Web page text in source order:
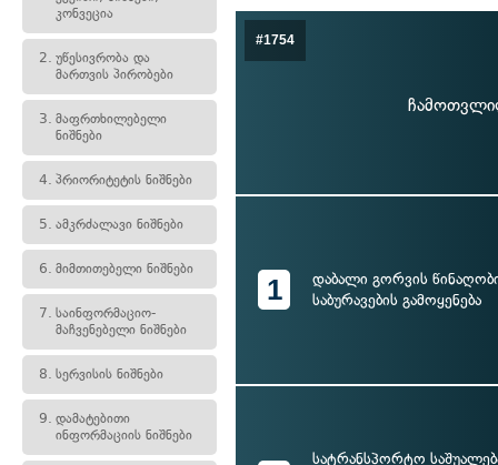
კონვეცია
2. უწესივრობა და
მართვის პირობები
3. მაფრთხილებელი
ნიშნები
4. პრიორიტეტის ნიშნები
5. ამკრძალავი ნიშნები
6. მიმთითებელი ნიშნები
7. საინფორმაციო-
მაჩვენებელი ნიშნები
8. სერვისის ნიშნები
9. დამატებითი
ინფორმაციის ნიშნები
#1754
1
დაბალი გორვის
საბურავების გამოყენება
სატრანსპორტო